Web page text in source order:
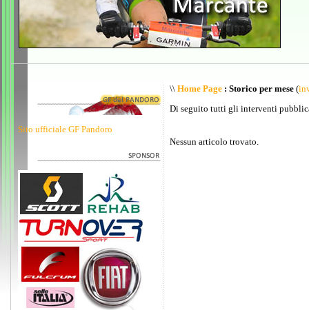
Sito ufficiale GF Pandoro
\\ Home Page : Storico per mese (
Di seguito tutti gli interventi
Nessun articolo trovato.